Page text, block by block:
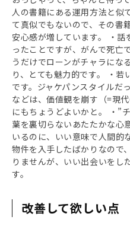
人の書籍にある運用方法と似
て真似でもないので、その書
安心感が増しています。 ・
ったことですが、がんで死亡
うだけでローンがチャラにな
り、とても魅力的です。 ・
です。ジャケパンスタイルだ
などは、価値観を崩す（=現
にもちょうどよいかと。 ・”
葉を裏切らないあたたかな心
いるのに、いい意味で人間的
物件を入手したばかりなので
りませんが、いい出会いをし
す。
改善して欲しい点